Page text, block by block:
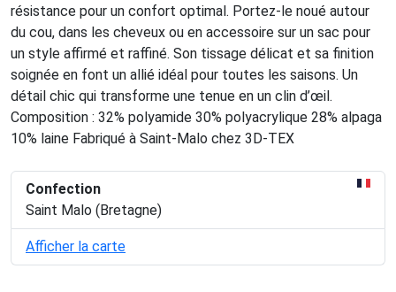
résistance pour un confort optimal. Portez-le noué autour
du cou, dans les cheveux ou en accessoire sur un sac pour
un style affirmé et raffiné. Son tissage délicat et sa finition
soignée en font un allié idéal pour toutes les saisons. Un
détail chic qui transforme une tenue en un clin d’œil.
Composition : 32% polyamide 30% polyacrylique 28% alpaga
10% laine Fabriqué à Saint-Malo chez 3D-TEX
Confection
Saint Malo (Bretagne)
Afficher la carte